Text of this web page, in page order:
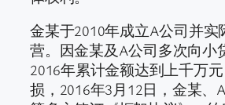
金某于2010年成立A公司并实
营。因金某及A公司多次向小
2016年累计金额达到上千万
损，2016年3月12日，金某、